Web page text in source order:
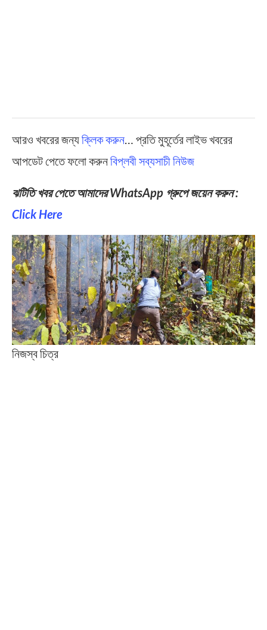
আরও খবরের জন্যক্লিক করুন… প্রতি মুহূর্তের লাইভ খবরের
আপডেট পেতে ফলো করুনবিপ্লবী সব্যসাচী নিউজ
ঝটিতি খবর পেতে আমাদের WhatsApp গ্রুপে জয়েন করুন :
Click Here
নিজস্ব চিত্র